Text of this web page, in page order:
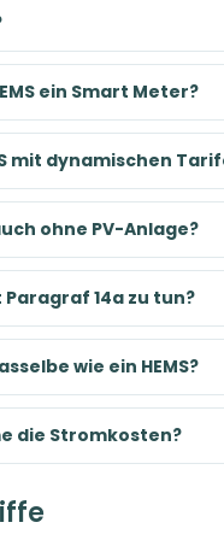
ein Smart Meter?
mit dynamischen
ohne PV-Anlage?
Paragraf 14a zu tun?
wie ein HEMS?
die Stromkosten?